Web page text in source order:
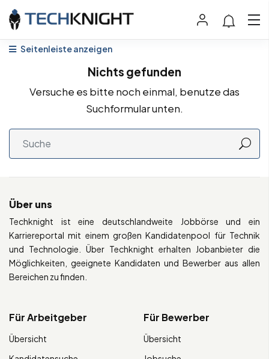
Seitenleiste anzeigen
Nichts gefunden
Versuche es bitte noch einmal, benutze das
Suchformular unten.
Über uns
Techknight ist eine deutschlandweite Jobbörse und ein
Karriereportal mit einem großen Kandidatenpool für Technik
und Technologie. Über Techknight erhalten Jobanbieter die
Möglichkeiten, geeignete Kandidaten und Bewerber aus allen
Bereichen zu finden.
Für Arbeitgeber
Übersicht
Für Bewerber
Übersicht